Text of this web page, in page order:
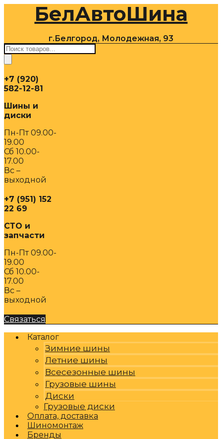
содержимомуБелАвтоШина
г.Белгород, Молодежная, 93
Поиск
товаров
+7 (920)
582-12-81
Шины и
диски
Пн-Пт 09.00-
19.00
Сб 10.00-
17.00
Вс –
выходной
+7 (951) 152
22 69
СТО и
запчасти
Пн-Пт 09.00-
19.00
Сб 10.00-
17.00
Вс –
выходной
Связаться
Каталог
Зимние шины
Летние шины
Всесезонные шины
Грузовые шины
Диски
Грузовые диски
Оплата, доставка
Шиномонтаж
Бренды